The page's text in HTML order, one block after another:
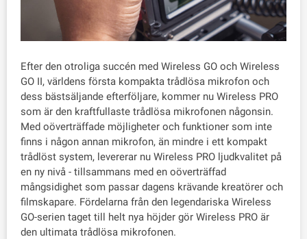
Efter den otroliga succén med Wireless GO och Wireless
GO II, världens första kompakta trådlösa mikrofon och
dess bästsäljande efterföljare, kommer nu Wireless PRO
som är den kraftfullaste trådlösa mikrofonen någonsin.
Med oöverträffade möjligheter och funktioner som inte
finns i någon annan mikrofon, än mindre i ett kompakt
trådlöst system, levererar nu Wireless PRO ljudkvalitet på
en ny nivå - tillsammans med en oöverträffad
mångsidighet som passar dagens krävande kreatörer och
filmskapare. Fördelarna från den legendariska Wireless
GO-serien taget till helt nya höjder gör Wireless PRO är
den ultimata trådlösa mikrofonen.